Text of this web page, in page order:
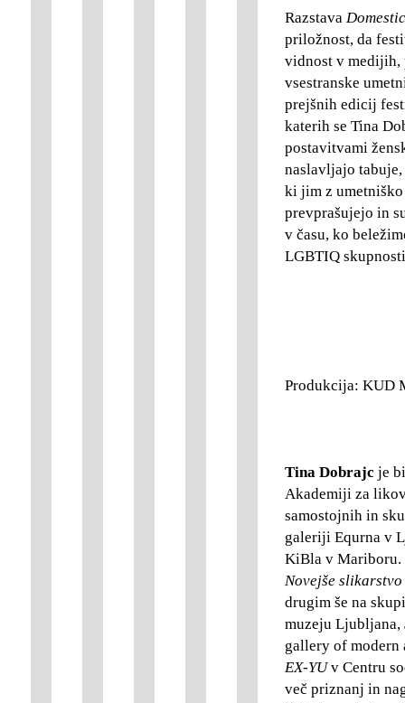
Razstava
priložnost, da
vidnost v medijih,
vsestranske
prejšnih edicij
katerih se Tina
postavitvami
naslavljajo
ki jim z
prevprašujejo in
v času, ko
LGBTIQ
Produkcija: KUD
Tina Dobrajc je
Akademiji za
samostojnih in
galeriji Equrna v
KiBla v Mariboru.
Novejše
drugim še na
muzeju Ljubljana,
gallery of
EX-YUv Centru
več priznanj in